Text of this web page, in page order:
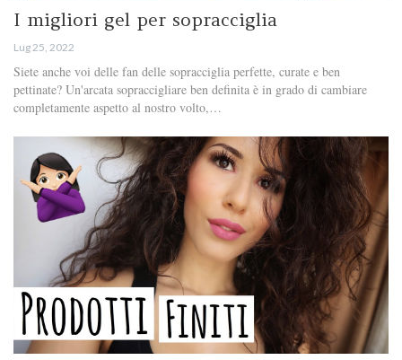
I migliori gel per sopracciglia
Lug 25, 2022
Siete anche voi delle fan delle sopracciglia perfette, curate e ben
pettinate? Un'arcata sopraccigliare ben definita è in grado di cambiare
completamente aspetto al nostro volto,…